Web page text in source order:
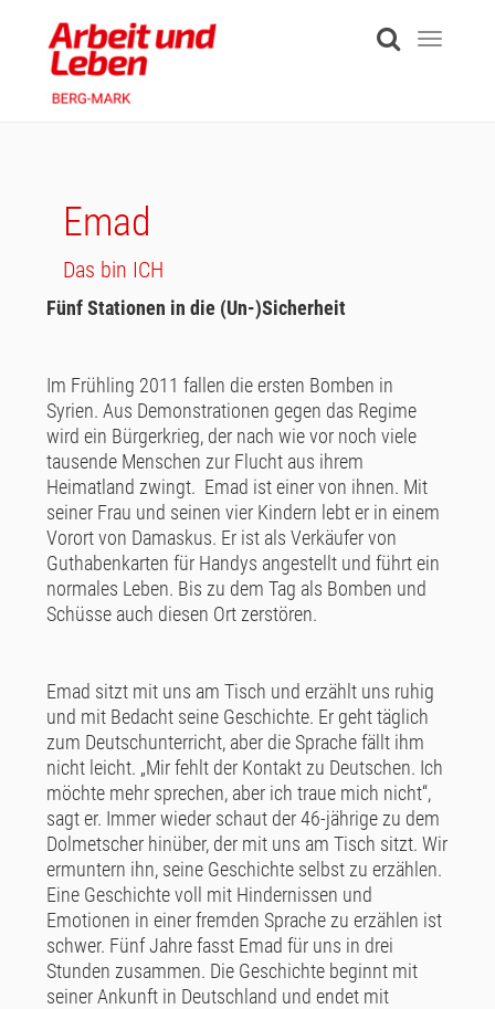
content
Toggle
Emad
Das bin ICH
Fünf Stationen in die (Un-)Sicherheit
Im Frühling 2011 fallen die ersten Bomben in
Syrien. Aus Demonstrationen gegen das Regime
wird ein Bürgerkrieg, der nach wie vor noch viele
tausende Menschen zur Flucht aus ihrem
Heimatland zwingt. Emad ist einer von ihnen. Mit
seiner Frau und seinen vier Kindern lebt er in einem
Vorort von Damaskus. Er ist als Verkäufer von
Guthabenkarten für Handys angestellt und führt ein
normales Leben. Bis zu dem Tag als Bomben und
Schüsse auch diesen Ort zerstören.
Emad sitzt mit uns am Tisch und erzählt uns ruhig
und mit Bedacht seine Geschichte. Er geht täglich
zum Deutschunterricht, aber die Sprache fällt ihm
nicht leicht. „Mir fehlt der Kontakt zu Deutschen. Ich
möchte mehr sprechen, aber ich traue mich nicht“,
sagt er. Immer wieder schaut der 46-jährige zu dem
Dolmetscher hinüber, der mit uns am Tisch sitzt. Wir
ermuntern ihn, seine Geschichte selbst zu erzählen.
Eine Geschichte voll mit Hindernissen und
Emotionen in einer fremden Sprache zu erzählen ist
schwer. Fünf Jahre fasst Emad für uns in drei
Stunden zusammen. Die Geschichte beginnt mit
seiner Ankunft in Deutschland und endet mit